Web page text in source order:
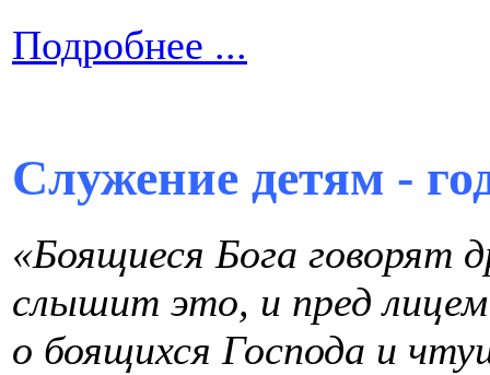
Подробнее ...
Служение детям -
«Боящиеся Бога говорят
слышит это, и пред
о боящихся Господа и